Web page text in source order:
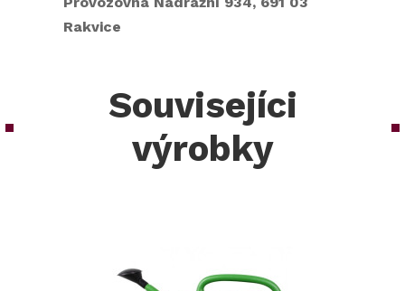
Rakvice
Souvisejíci
výrobky